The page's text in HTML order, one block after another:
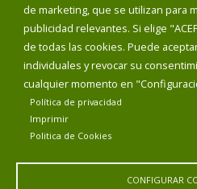
de marketing, que se utilizan para
publicidad relevantes. Si elige
de todas las cookies. Puede
individuales y revocar su
cualquier momento en
Política de privacidad
Imprimir
Politica de Cookies
CONFIGURAR